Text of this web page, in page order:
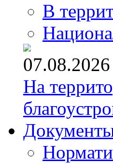
В
07.08.2026
На